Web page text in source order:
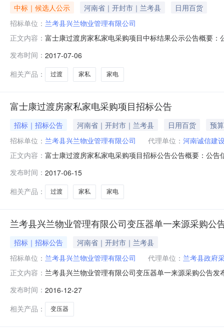
中标｜候选人公示 河南省｜开封市｜兰考县
日用百货
招标单位： 兰考县兴兰物业管理有限公司
正文内容： 富士康过渡房家私家电采购项目中标结果公示公告概要
币）联系人及联系方式：项目联系人张女士、候女士项
发布时间： 2017-07-06
相关产品：
过渡 家私 家电
富士康过渡房家私家电采购项目招标公告
招标｜招标公告 河南省｜开封市｜兰考县 日用百货
预
招标单位： 兰考县兴兰物业管理有限公司 代理单位： 河南诚信建
正文内容： 富士康过渡房家私家电采购项目招标公告公告概要：公
（兰考县裕禄大道中段83号院内西4楼开标室）预算金
发布时间： 2017-06-15
相关产品：
过渡 家私 家电
兰考县兴兰物业管理有限公司变压器单一来源采购公
招标｜招标公告
河南省｜开封市｜兰考县
招标单位： 兰考县兴兰物业管理有限公司 代理单位： 兰考县政府
正文内容： 兰考县兴兰物业管理有限公司变压器单一来源采购公告
受兰考县兴兰物业管理有限公司的委托，就兰考县财政
并经
发布时间： 2016-12-27
相关产品：
变压器